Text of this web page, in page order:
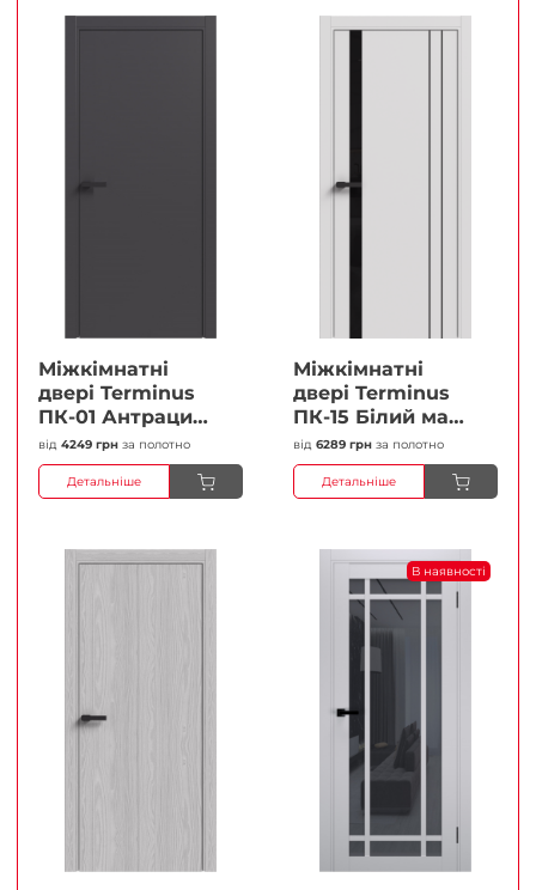
Міжкімнатні
двері Terminus
ПК-01 Антрацит
(п/п) Глухі
Плівка
від 4249 грн за полотно
Детальніше
Міжкімнатні
двері Terminus
ПК-15 Білий мат
(Термінус) Чорне
скло Плівка
від 6289 грн за полотно
Детальніше
В наявності